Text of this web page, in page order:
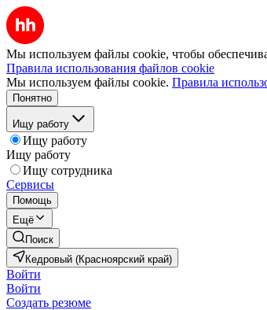
Мы используем файлы cookie, чтобы
Правила использования файлов cookie
Мы используем файлы cookie. Правила
Понятно
Ищу работу
Ищу работу
Ищу работу
Ищу сотрудника
Сервисы
Помощь
Ещё
Поиск
Кедровый (Красноярский край)
Войти
Войти
Создать резюме